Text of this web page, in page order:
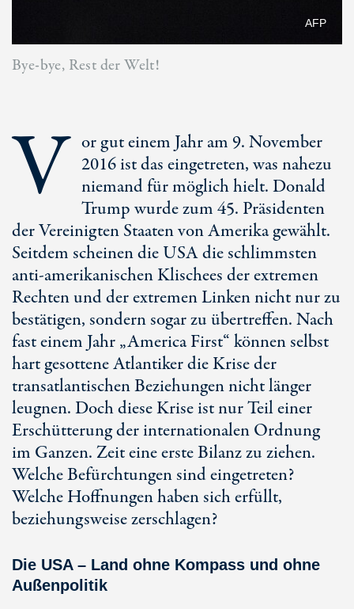
AFP
Bye-bye, Rest der Welt!
V or gut einem Jahr am 9. November
2016 ist das eingetreten, was nahezu
niemand für möglich hielt. Donald
Trump wurde zum 45. Präsidenten
der Vereinigten Staaten von Amerika gewählt.
Seitdem scheinen die USA die schlimmsten
anti-amerikanischen Klischees der extremen
Rechten und der extremen Linken nicht nur zu
bestätigen, sondern sogar zu übertreffen. Nach
fast einem Jahr „America First“ können selbst
hart gesottene Atlantiker die Krise der
transatlantischen Beziehungen nicht länger
leugnen. Doch diese Krise ist nur Teil einer
Erschütterung der internationalen Ordnung
im Ganzen. Zeit eine erste Bilanz zu ziehen.
Welche Befürchtungen sind eingetreten?
Welche Hoffnungen haben sich erfüllt,
beziehungsweise zerschlagen?
Die USA – Land ohne Kompass und ohne
Außenpolitik